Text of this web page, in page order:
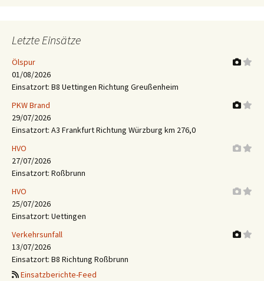
Letzte Einsätze
Ölspur
01/08/2026
Einsatzort: B8 Uettingen Richtung Greußenheim
PKW Brand
29/07/2026
Einsatzort: A3 Frankfurt Richtung Würzburg km 276,0
HVO
27/07/2026
Einsatzort: Roßbrunn
HVO
25/07/2026
Einsatzort: Uettingen
Verkehrsunfall
13/07/2026
Einsatzort: B8 Richtung Roßbrunn
Einsatzberichte-Feed